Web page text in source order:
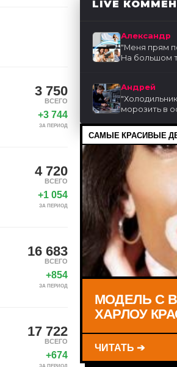
3 750
ВСЕГО
+3 744
ЗА ПЕРИОД
4 720
ВСЕГО
+1 054
ЗА ПЕРИОД
16 683
ВСЕГО
+854
ЗА ПЕРИОД
17 722
ВСЕГО
+674
ЗА ПЕРИОД
LIVE
Александр
"Меня прям
На большом
Андрей
"
морозить в
САМЫЕ КРАСИВЫЕ
МОДЕЛЬ С
ХАРЛОУ
ЧИТАТЬ ➔